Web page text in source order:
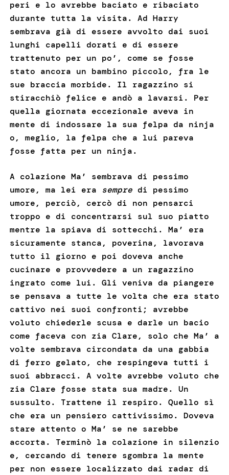
peri e lo avrebbe baciato e ribaciato
durante tutta la visita. Ad Harry
sembrava già di essere avvolto dai suoi
lunghi capelli dorati e di essere
trattenuto per un po’, come se fosse
stato ancora un bambino piccolo, fra le
sue braccia morbide. Il ragazzino si
stiracchiò felice e andò a lavarsi. Per
quella giornata eccezionale aveva in
mente di indossare la sua felpa da ninja
o, meglio, la felpa che a lui pareva
fosse fatta per un ninja.
A colazione Ma’ sembrava di pessimo
umore, ma lei era
sempredi pessimo
umore, perciò, cercò di non pensarci
troppo e di concentrarsi sul suo piatto
mentre la spiava di sottecchi. Ma’ era
sicuramente stanca, poverina, lavorava
tutto il giorno e poi doveva anche
cucinare e provvedere a un ragazzino
ingrato come lui. Gli veniva da piangere
se pensava a tutte le volta che era stato
cattivo nei suoi confronti; avrebbe
voluto chiederle scusa e darle un bacio
come faceva con zia Clare, solo che Ma’ a
volte sembrava circondata da una gabbia
di ferro gelato, che respingeva tutti i
suoi abbracci. A volte avrebbe voluto che
zia Clare fosse stata sua madre. Un
sussulto. Trattene il respiro. Quello sì
che era un pensiero cattivissimo. Doveva
stare attento o Ma’ se ne sarebbe
accorta. Terminò la colazione in silenzio
e, cercando di tenere sgombra la mente
per non essere localizzato dai radar di